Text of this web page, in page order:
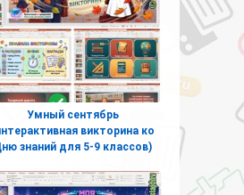
Умный сентябрь
викторина ко
знаний для 5-9 классов)